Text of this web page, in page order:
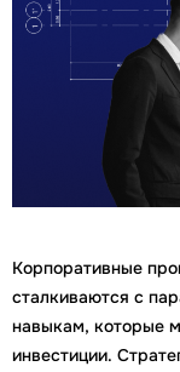
Корпоративные
сталкиваются с
навыкам, которые
инвестиции.